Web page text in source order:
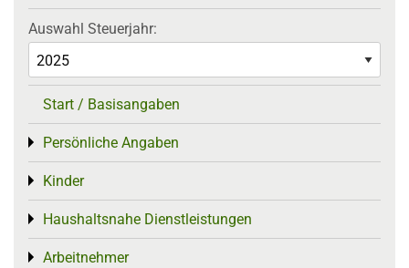
Auswahl Steuerjahr:
Start / Basisangaben
Persönliche Angaben
Toggle menu
Kinder
Toggle menu
Haushaltsnahe Dienstleistungen
Toggle menu
Arbeitnehmer
Toggle menu